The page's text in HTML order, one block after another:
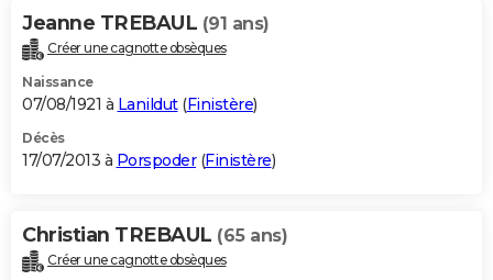
Jeanne TREBAUL (91 ans)
Créer une cagnotte obsèques
Naissance
07/08/1921 à Lanildut(Finistère)
Décès
17/07/2013 à Porspoder(Finistère)
Christian TREBAUL (65 ans)
Créer une cagnotte obsèques